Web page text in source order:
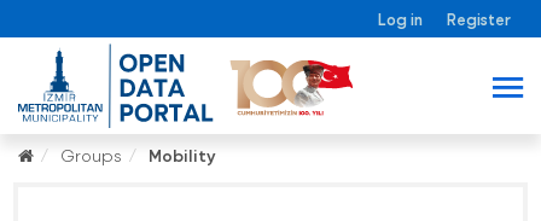
Log in Register
Groups Mobility